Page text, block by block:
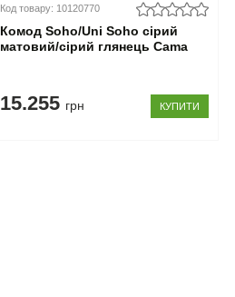
Код товару: 10120770
Комод Soho/Uni Soho сірий
матовий/сірий глянець Cama
15.255 грн КУПИТИ